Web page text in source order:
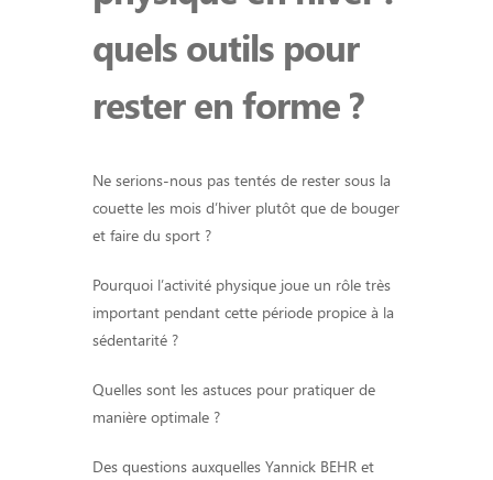
quels outils pour
rester en forme ?
Ne serions-nous pas tentés de rester sous la
couette les mois d’hiver plutôt que de bouger
et faire du sport ?
Pourquoi l’activité physique joue un rôle très
important pendant cette période propice à la
sédentarité ?
Quelles sont les astuces pour pratiquer de
manière optimale ?
Des questions auxquelles Yannick BEHR et